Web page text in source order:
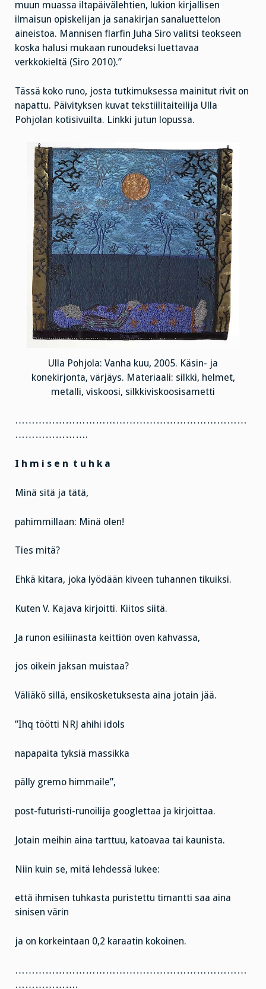
muun muassa iltapäivälehtien, lukion kirjallisen
ilmaisun opiskelijan ja sanakirjan sanaluettelon
aineistoa. Mannisen flarfin Juha Siro valitsi teokseen
koska halusi mukaan runoudeksi luettavaa
verkkokieltä (Siro 2010).”
Tässä koko runo, josta tutkimuksessa mainitut rivit on
napattu. Päivityksen kuvat tekstiilitaiteilija Ulla
Pohjolan kotisivuilta. Linkki jutun lopussa.
Ulla Pohjola: Vanha kuu, 2005. Käsin- ja
konekirjonta, värjäys. Materiaali: silkki, helmet,
metalli, viskoosi, silkkiviskoosisametti
……………………………………………………………
………………….
I h m i s e n t u h k a
Minä sitä ja tätä,
pahimmillaan: Minä olen!
Ties mitä?
Ehkä kitara, joka lyödään kiveen tuhannen tikuiksi.
Kuten V. Kajava kirjoitti. Kiitos siitä.
Ja runon esiliinasta keittiön oven kahvassa,
jos oikein jaksan muistaa?
Väliäkö sillä, ensikosketuksesta aina jotain jää.
”Ihq töötti NRJ ahihi idols
napapaita tyksiä massikka
pälly gremo himmaile”,
post-futuristi-runoilija googlettaa ja kirjoittaa.
Jotain meihin aina tarttuu, katoavaa tai kaunista.
Niin kuin se, mitä lehdessä lukee:
että ihmisen tuhkasta puristettu timantti saa aina
sinisen värin
ja on korkeintaan 0,2 karaatin kokoinen.
……………………………………………………………
……………….